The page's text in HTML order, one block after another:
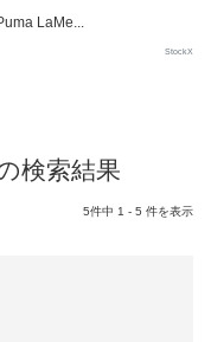
LaMe...
StockX
検索結果
5件中 1 - 5 件を表示